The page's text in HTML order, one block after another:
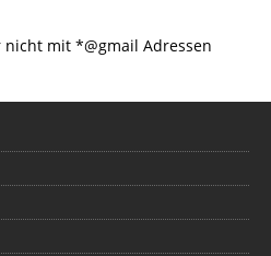
mit *@gmail Adressen